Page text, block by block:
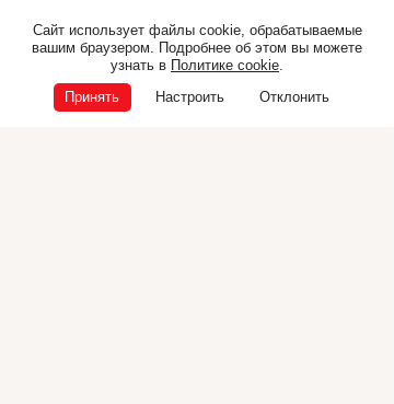
14 июля 2025
ЭПФ приняла участие в областном
агрономическом семинаре по
сортоиспытанию в Тамбовской
области
Сайт использует файлы cookie, обрабатываемые
вашим браузером. Подробнее об этом вы можете
узнать в Политике cookie.
Принять
Настроить Отклонить